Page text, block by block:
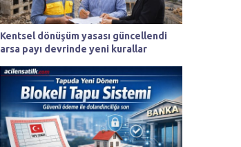
Kentsel dönüşüm yasası güncellendi
arsa payı devrinde yeni kurallar